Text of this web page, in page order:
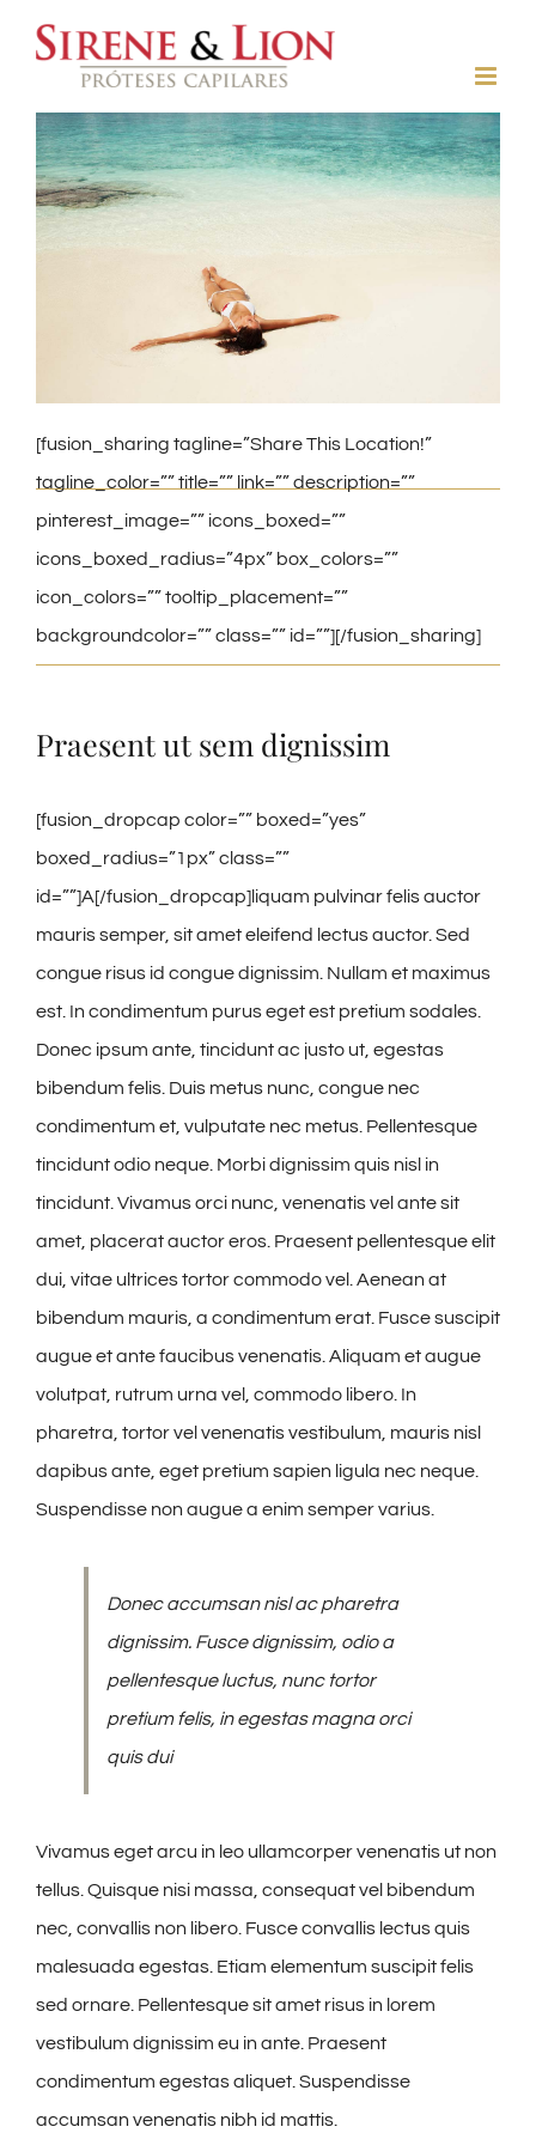
para
conteúdo
View
Larger
Image
[fusion_sharing tagline=”Share This Location!”
tagline_color=”” title=”” link=”” description=””
pinterest_image=”” icons_boxed=””
icons_boxed_radius=”4px” box_colors=””
icon_colors=”” tooltip_placement=””
backgroundcolor=”” class=”” id=””][/fusion_sharing]
Praesent ut sem dignissim
[fusion_dropcap color=”” boxed=”yes”
boxed_radius=”1px” class=””
id=””]A[/fusion_dropcap]liquam pulvinar felis auctor
mauris semper, sit amet eleifend lectus auctor. Sed
congue risus id congue dignissim. Nullam et maximus
est. In condimentum purus eget est pretium sodales.
Donec ipsum ante, tincidunt ac justo ut, egestas
bibendum felis. Duis metus nunc, congue nec
condimentum et, vulputate nec metus. Pellentesque
tincidunt odio neque. Morbi dignissim quis nisl in
tincidunt. Vivamus orci nunc, venenatis vel ante sit
amet, placerat auctor eros. Praesent pellentesque elit
dui, vitae ultrices tortor commodo vel. Aenean at
bibendum mauris, a condimentum erat. Fusce suscipit
augue et ante faucibus venenatis. Aliquam et augue
volutpat, rutrum urna vel, commodo libero. In
pharetra, tortor vel venenatis vestibulum, mauris nisl
dapibus ante, eget pretium sapien ligula nec neque.
Suspendisse non augue a enim semper varius.
Donec accumsan nisl ac pharetra
dignissim. Fusce dignissim, odio a
pellentesque luctus, nunc tortor
pretium felis, in egestas magna orci
quis dui
Vivamus eget arcu in leo ullamcorper venenatis ut non
tellus. Quisque nisi massa, consequat vel bibendum
nec, convallis non libero. Fusce convallis lectus quis
malesuada egestas. Etiam elementum suscipit felis
sed ornare. Pellentesque sit amet risus in lorem
vestibulum dignissim eu in ante. Praesent
condimentum egestas aliquet. Suspendisse
accumsan venenatis nibh id mattis.